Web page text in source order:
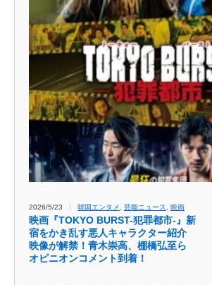
2026/5/23 韓国エンタメ 芸能ニュース 映画
映画『TOKYO BURST-犯罪都市-』新
宿をかき乱す悪人キャラクター紹介
映像が解禁！青木崇高、棚橋弘至ら
オピニオンコメント到着！